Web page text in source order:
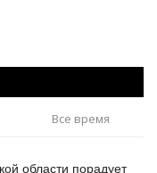
Все время
области порадует